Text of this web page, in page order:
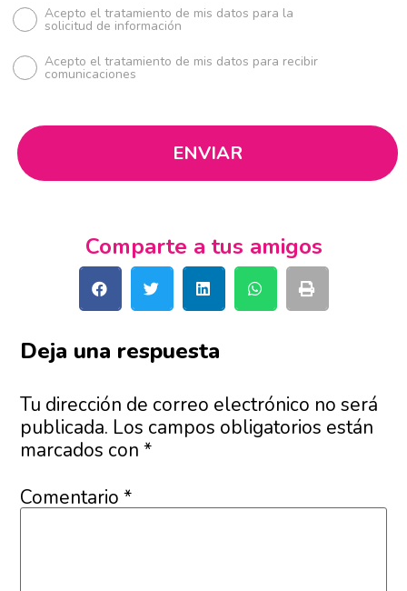
Acepto el tratamiento de mis datos para la
solicitud de información
Acepto el tratamiento de mis datos para recibir
comunicaciones
Comparte a tus amigos
Deja una respuesta
Tu dirección de correo electrónico no será
publicada. Los campos obligatorios están
marcados con*
Comentario*